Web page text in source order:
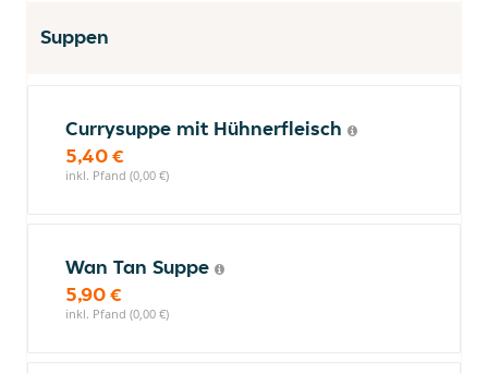
Suppen
Currysuppe mit Hühnerfleisch
5,40 €
inkl. Pfand (0,00 €)
Wan Tan Suppe
5,90 €
inkl. Pfand (0,00 €)